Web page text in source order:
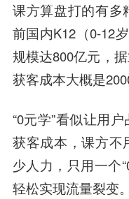
课方算盘打的有多
前国内K12（0-12
规模达800亿元，
获客成本大概是
“0元学”看似让用
获客成本，课方不
少人力，只用一个
轻松实现流量裂变。